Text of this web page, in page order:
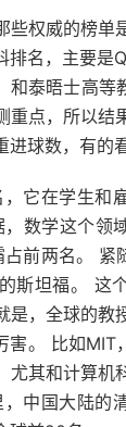
些权威的榜单
名，主要是
和泰晤士高等
重点，所以结
球数，有的
它在学生和
数学这个领
占前两名。 紧
斯坦福。 这
是，全球的教
害。 比如MIT
尤其和计算机
中国大陆的